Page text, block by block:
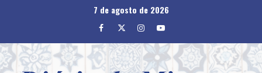
7 de agosto de 2026
Facebook
TwitterInstagram
Youtube